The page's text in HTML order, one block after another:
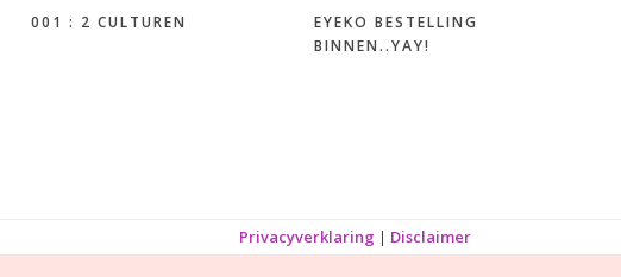
001 : 2 CULTUREN
EYEKO BESTELLING
BINNEN..YAY!
Privacyverklaring | Disclaimer